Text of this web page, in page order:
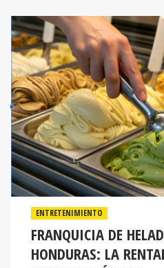
ENTRETENIMIENTO
FRANQUICIA DE
HONDURAS: LA